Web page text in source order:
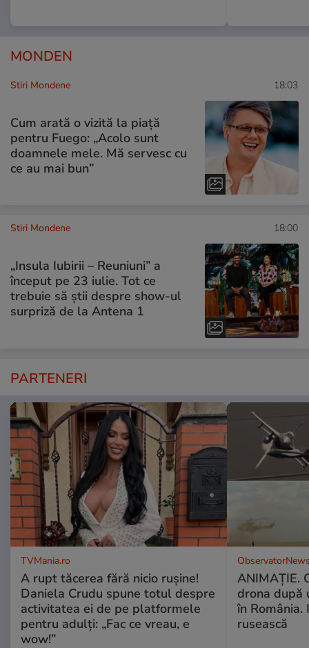
MONDEN
Stiri Mondene 18:03
Cum arată o vizită la piață
pentru Fuego: „Acolo sunt
doamnele mele. Mă servesc cu
ce au mai bun”
Stiri Mondene 18:00
„Insula Iubirii – Reuniuni” a
început pe 23 iulie. Tot ce
trebuie să știi despre show-ul
surpriză de la Antena 1
PARTENERI
TVMania.ro
A rupt tăcerea fără nicio rușine!
Daniela Crudu spune totul despre
activitatea ei de pe platformele
pentru adulți: „Fac ce vreau, e
wow!”
ANIMAŢIE.
drona după
în România.
rusească